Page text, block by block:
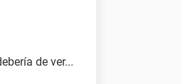
de ver...